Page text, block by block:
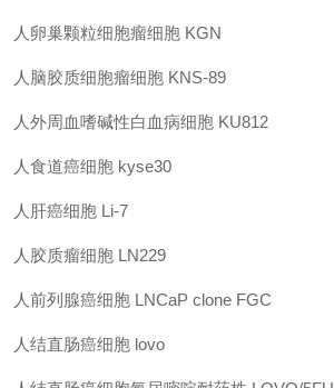
人卵巢颗粒细胞瘤细胞 KGN
人脑胶质细胞瘤细胞 KNS-89
人外周血嗜碱性白血病细胞 KU812
人食道癌细胞 kyse30
人肝癌细胞 Li-7
人胶质瘤细胞 LN229
人前列腺癌细胞 LNCaP clone FGC
人结直肠癌细胞 lovo